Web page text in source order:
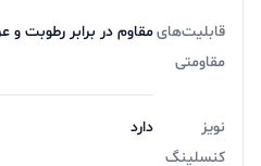
قابلیت‌های
مقاومتی
مقاوم در برابر رطوبت و
نویز
کنسلینگ
دارد